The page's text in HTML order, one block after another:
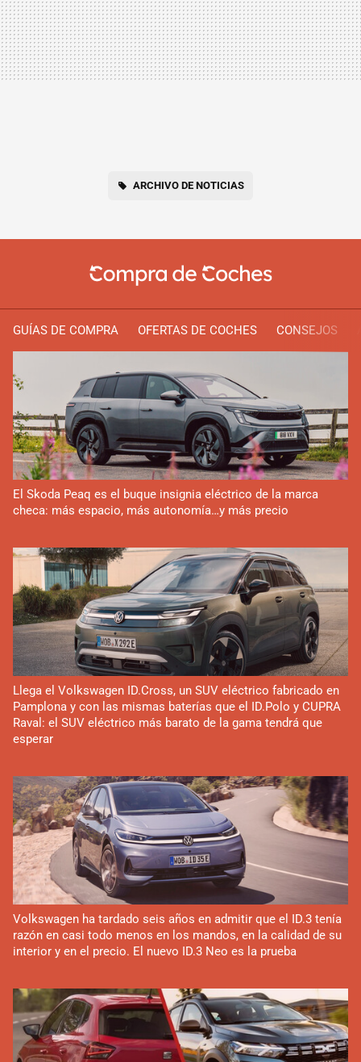
ARCHIVO DE NOTICIAS
GUÍAS DE COMPRA OFERTAS DE COCHES CONSEJOS
El Skoda Peaq es el buque insignia eléctrico de la marca
checa: más espacio, más autonomía…y más precio
Llega el Volkswagen ID.Cross, un SUV eléctrico fabricado en
Pamplona y con las mismas baterías que el ID.Polo y CUPRA
Raval: el SUV eléctrico más barato de la gama tendrá que
esperar
Volkswagen ha tardado seis años en admitir que el ID.3 tenía
razón en casi todo menos en los mandos, en la calidad de su
interior y en el precio. El nuevo ID.3 Neo es la prueba